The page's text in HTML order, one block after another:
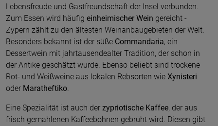
Lebensfreude und Gastfreundschaft der Insel verbunden.
Zum Essen wird häufig einheimischer Wein gereicht -
Zypern zählt zu den ältesten Weinanbaugebieten der Welt.
Besonders bekannt ist der süße Commandaria, ein
Dessertwein mit jahrtausendealter Tradition, der schon in
der Antike geschätzt wurde. Ebenso beliebt sind trockene
Rot- und Weißweine aus lokalen Rebsorten wie Xynisteri
oder Maratheftiko.
Eine Spezialität ist auch der zypriotische Kaffee, der aus
frisch gemahlenen Kaffeebohnen gebrüht wird. Diesen gibt